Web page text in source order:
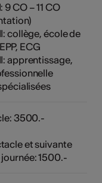
CO – 11 CO
collège, école de
ECG
apprentissage,
3500.-
et suivante
1500.-